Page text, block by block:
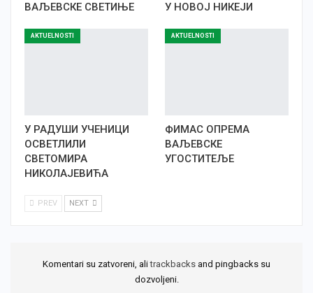
ВАЉЕВСКЕ СВЕТИЊЕ
У НОВОЈ НИКЕЈИ
AKTUELNOSTI
У РАДУШИ УЧЕНИЦИ
ОСВЕТЛИЛИ
СВЕТОМИРА
НИКОЛАЈЕВИЋА
AKTUELNOSTI
ФИМАС ОПРЕМА
ВАЉЕВСКЕ
УГОСТИТЕЉЕ
PREV NEXT
Komentari su zatvoreni, alitrackbacks and pingbacks su
dozvoljeni.